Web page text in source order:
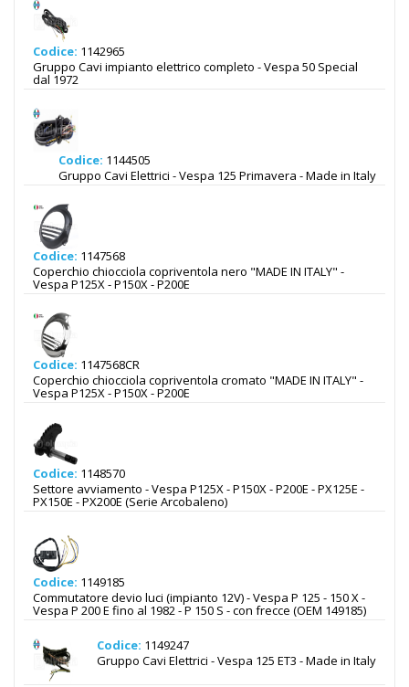
Codice: 1142965
Gruppo Cavi impianto elettrico completo - Vespa 50 Special
dal 1972
Codice: 1144505
Gruppo Cavi Elettrici - Vespa 125 Primavera - Made in Italy
Codice: 1147568
Coperchio chiocciola copriventola nero "MADE IN ITALY" -
Vespa P125X - P150X - P200E
Codice: 1147568CR
Coperchio chiocciola copriventola cromato "MADE IN ITALY" -
Vespa P125X - P150X - P200E
Codice: 1148570
Settore avviamento - Vespa P125X - P150X - P200E - PX125E -
PX150E - PX200E (Serie Arcobaleno)
Codice: 1149185
Commutatore devio luci (impianto 12V) - Vespa P 125 - 150 X -
Vespa P 200 E fino al 1982 - P 150 S - con frecce (OEM 149185)
Codice: 1149247
Gruppo Cavi Elettrici - Vespa 125 ET3 - Made in Italy